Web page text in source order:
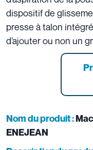
dispositif de
presse à talon
d’ajouter ou non un
Nom du produit :
ENEJEAN